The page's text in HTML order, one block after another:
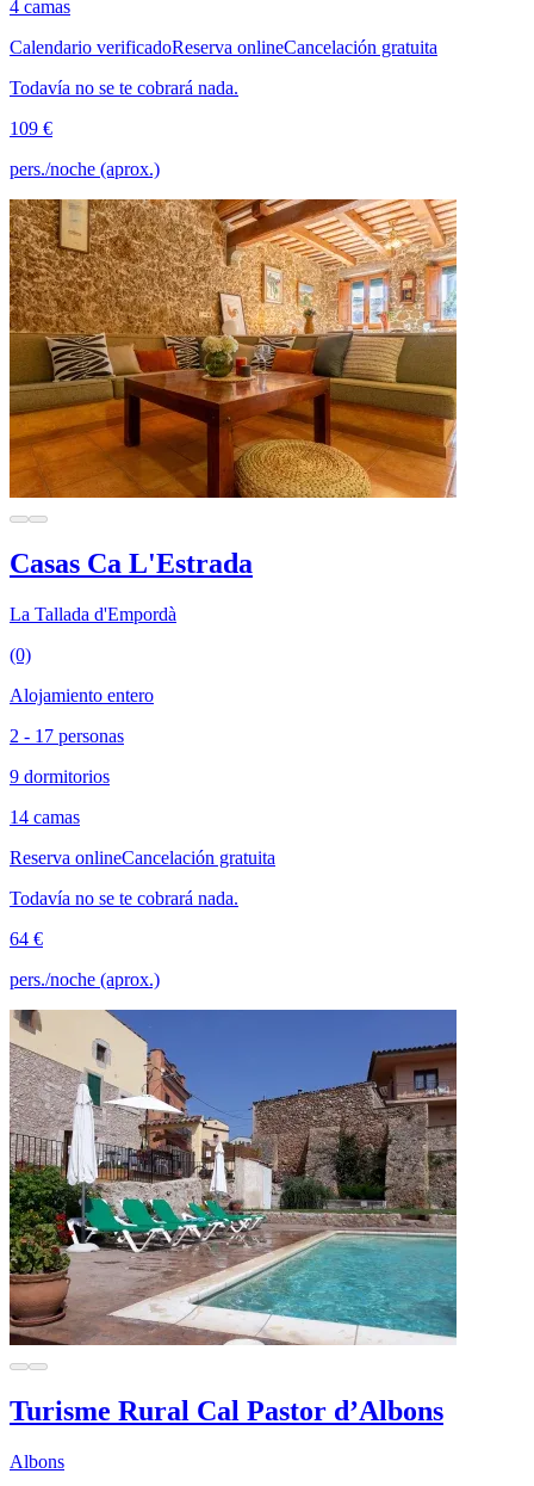
4 camas
Calendario verificadoReserva onlineCancelación gratuita
Todavía no se te cobrará nada.
109 €
pers./noche (aprox.)
Casas Ca L'Estrada
La Tallada d'Empordà
(0)
Alojamiento entero
2 - 17 personas
9 dormitorios
14 camas
Reserva onlineCancelación gratuita
Todavía no se te cobrará nada.
64 €
pers./noche (aprox.)
Turisme Rural Cal Pastor d’Albons
Albons